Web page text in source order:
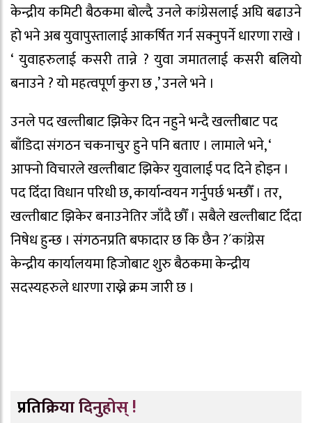
केन्द्रीय कमिटी बैठकमा बोल्दै उनले कांग्रेसलाई अघि बढाउने
हो भने अब युवापुस्तालाई आकर्षित गर्न सक्नुपर्ने धारणा राखे ।
‘ युवाहरुलाई कसरी तान्ने ? युवा जमातलाई कसरी बलियो
बनाउने ? यो महत्वपूर्ण कुरा छ ,’ उनले भने ।
उनले पद खल्तीबाट झिकेर दिन नहुने भन्दै खल्तीबाट पद
बाँडिदा संगठन चकनाचुर हुने पनि बताए । लामाले भने, ‘
आफ्नाे विचारले खल्तीबाट झिकेर युवालाई पद दिने होइन ।
पद दिँदा विधान परिधी छ, कार्यान्वयन गर्नुपर्छ भन्छौँ । तर,
खल्तीबाट झिकेर बनाउनेतिर जाँदै छौँ । सबैले खल्तीबाट दिँदा
निषेध हुन्छ । संगठनप्रति बफादार छ कि छैन ?´कांग्रेस
केन्द्रीय कार्यालयमा हिजोबाट शुरु बैठकमा केन्द्रीय
सदस्यहरुले धारणा राख्ने क्रम जारी छ ।
प्रतिक्रिया दिनुहोस् !